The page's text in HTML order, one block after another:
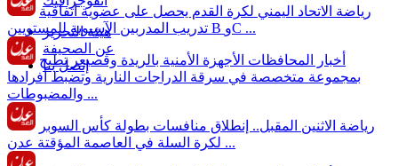
هيئة التحرير
عن الصحيفة
إتصل بنا
رياضة الاتحاد اليمني لكرة القدم يحصل على عضوية اتفاقية
تدريب المدربين الآسيوية للمستويين B وC ...
أخبار المحافظات الأجهزة الأمنية بالريدة وقصيعر تطيح
بمجموعة متخصصة في سرقة الدراجات النارية وتضبط أفرادها
والمضبوطات ...
رياضة الاثنين المقبل.. إنطلاق منافسات بطولة كأس السوبر
لكرة السلة في العاصمة المؤقتة عدن ...